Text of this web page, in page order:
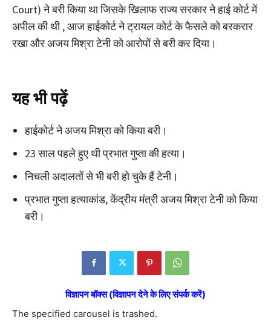
Court) ने बरी किया था जिसके खिलाफ राज्य सरकार ने हाई कोर्ट में
अपील की थी , आज हाईकोर्ट ने ट्रायल कोर्ट के फैसले को बरकरार
रखा और अजय मिश्रा टेनी को आरोपों से बरी कर दिया।
यह भी पढ़ें
हाईकोर्ट ने अजय मिश्रा को किया बरी।
23 साल पहले हुए थी प्रभात गुप्ता की हत्या।
निचली अदालतों से भी बरी हो चुके हैं टेनी।
प्रभात गुप्ता हत्याकांड, केंद्रीय मंत्री अजय मिश्रा टेनी को किया
बरी।
विज्ञापन बॉक्स (विज्ञापन देने के लिए संपर्क करें)
The specified carousel is trashed.